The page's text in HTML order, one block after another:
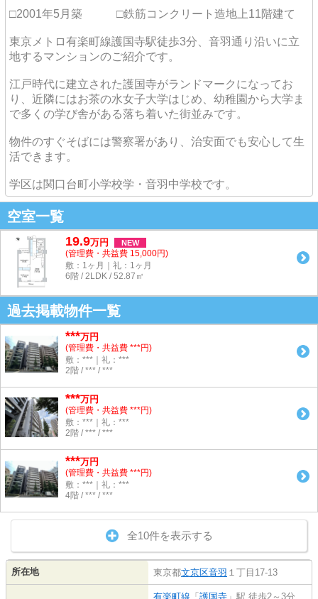
□2001年5月築 □鉄筋コンクリート造地上11階建て
東京メトロ有楽町線護国寺駅徒歩3分、音羽通り沿いに立
地するマンションのご紹介です。
江戸時代に建立された護国寺がランドマークになってお
り、近隣にはお茶の水女子大学はじめ、幼稚園から大学ま
で多くの学び舎がある落ち着いた街並みです。
物件のすぐそばには警察署があり、治安面でも安心して生
活できます。
学区は関口台町小学校学・音羽中学校です。
空室一覧
19.9万円 NEW
(管理費・共益費 15,000円)
敷：1ヶ月｜礼：1ヶ月
6階 / 2LDK / 52.87㎡
過去掲載物件一覧
***万円
(管理費・共益費 ***円)
敷：***｜礼：***
2階 / *** / ***
***万円
(管理費・共益費 ***円)
敷：***｜礼：***
2階 / *** / ***
***万円
(管理費・共益費 ***円)
敷：***｜礼：***
4階 / *** / ***
全10件を表示する
所在地 東京都文京区音羽 １丁目17-13
有楽町線 「 護国寺 」駅 徒歩2～3分